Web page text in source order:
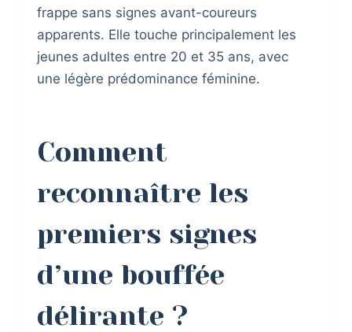
frappe sans signes avant-coureurs
apparents. Elle touche principalement les
jeunes adultes entre 20 et 35 ans, avec
une légère prédominance féminine.
Comment
reconnaître les
premiers signes
d’une bouffée
délirante ?